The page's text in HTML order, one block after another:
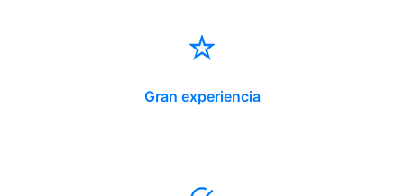
Gran experiencia